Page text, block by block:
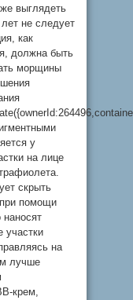
выглядеть
не следует
как
должна быть
морщины
у
на лице
скрыть
помощи
наносят
участки
на
лучше
крем,